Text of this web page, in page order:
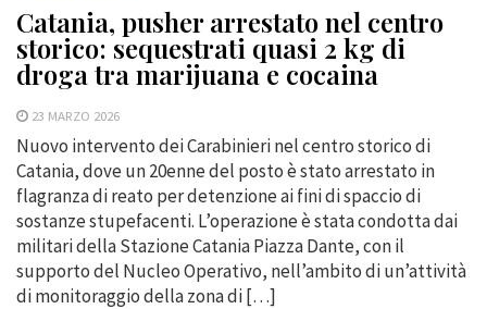
Catania, pusher arrestato nel centro
storico: sequestrati quasi 2 kg di
droga tra marijuana e cocaina
23 MARZO 2026
Nuovo intervento dei Carabinieri nel centro storico di
Catania, dove un 20enne del posto è stato arrestato in
flagranza di reato per detenzione ai fini di spaccio di
sostanze stupefacenti. L’operazione è stata condotta dai
militari della Stazione Catania Piazza Dante, con il
supporto del Nucleo Operativo, nell’ambito di un’attività
di monitoraggio della zona di […]